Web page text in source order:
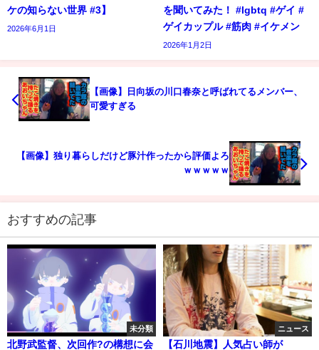
ケの知らない世界 #3】
2026年6月1日
を聞いてみた！ #lgbtq #ゲイ #
ゲイカップル #筋肉 #イケメン
2026年1月2日
【画像】日向坂の川口春奈と呼ばれてるメンバー、
可愛すぎる
【画像】独り暮らしだけど豚汁作ったから評価よろ
ｗｗｗｗｗ
おすすめの記事
未分類
北野武監督、次回作?の構想に会
ニュース
【石川地震】人気占い師が